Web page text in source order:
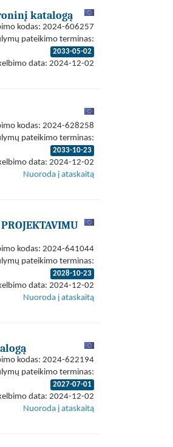
katalogą
kodas: 2024-606257
pateikimo terminas:
2033-05-02
data: 2024-12-02
kodas: 2024-628258
pateikimo terminas:
2033-10-23
data: 2024-12-02
Nuoroda į ataskaitą
kodas: 2024-641044
pateikimo terminas:
2028-10-23
data: 2024-12-02
Nuoroda į ataskaitą
kodas: 2024-622194
pateikimo terminas:
2027-07-01
data: 2024-12-02
Nuoroda į ataskaitą